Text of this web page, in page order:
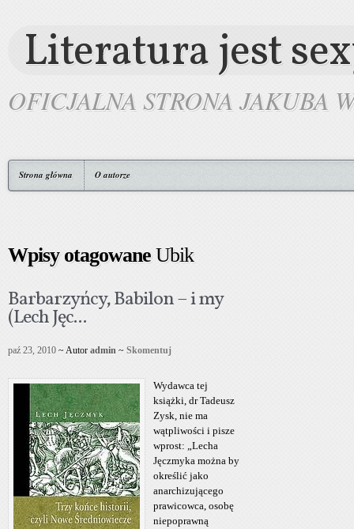
Literatura jest
OFICJALNA STRONA JAKUBA
Strona główna O autorze
Wpisy otagowaneUbik
Barbarzyńcy, Babilon – i my
(Lech Jęc...
paź 23, 2010 ~ Autor admin ~ Skomentuj
Wydawca tej
książki, dr Tadeusz
Zysk, nie ma
wątpliwości i pisze
wprost: „Lecha
Jęczmyka można by
określić jako
anarchizującego
prawicowca, osobę
niepoprawną